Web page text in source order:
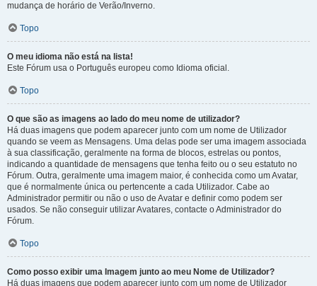
mudança de horário de Verão/Inverno.
Topo
O meu idioma não está na lista!
Este Fórum usa o Português europeu como Idioma oficial.
Topo
O que são as imagens ao lado do meu nome de utilizador?
Há duas imagens que podem aparecer junto com um nome de Utilizador
quando se veem as Mensagens. Uma delas pode ser uma imagem associada
à sua classificação, geralmente na forma de blocos, estrelas ou pontos,
indicando a quantidade de mensagens que tenha feito ou o seu estatuto no
Fórum. Outra, geralmente uma imagem maior, é conhecida como um Avatar,
que é normalmente única ou pertencente a cada Utilizador. Cabe ao
Administrador permitir ou não o uso de Avatar e definir como podem ser
usados. Se não conseguir utilizar Avatares, contacte o Administrador do
Fórum.
Topo
Como posso exibir uma Imagem junto ao meu Nome de Utilizador?
Há duas imagens que podem aparecer junto com um nome de Utilizador